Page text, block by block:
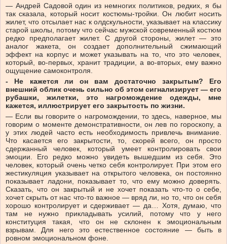
— Андрей Садовой один из немногих политиков, редких, я бы
так сказала, который носит костюмы-тройки. Он любит носить
жилет, что отсылает нас к олдскульности, указывает на классику
старой школы, потому что сейчас мужской современный костюм
редко предполагает жилет. С другой стороны, жилет — это
аналог жакета, он создает дополнительный сжимающий
эффект на корпус и может указывать на то, что это человек,
который, во-первых, хранит традиции, а во-вторых, ему важно
ощущение самоконтроля.
- Не кажется ли он вам достаточно закрытым? Его
внешний облик очень сильно об этом сигнализирует — его
рубашки, жилетки, это нагромождение одежды, мне
кажется, иллюстрирует его закрытость по жизни.
— Если вы говорите о нагромождении, то здесь, наверное, мы
говорим о моменте демонстративности, он лев по гороскопу, а
у этих людей часто есть необходимость привлечь внимание.
Что касается его закрытости, то, скорей всего, он просто
сдержанный человек, который умеет контролировать свои
эмоции. Его редко можно увидеть вышедшим из себя. Это
человек, который очень четко себя контролирует. При этом его
жестикуляция указывает на открытого человека, он постоянно
показывает ладони, показывает то, что ему можно доверять.
Сказать, что он закрытый и не хочет показать что-то о себе,
хочет скрыть от нас что-то важное — вряд ли, но то, что он себя
хорошо контролирует и сдерживает — да… Хотя, думаю, что
там не нужно прикладывать усилий, потому что у него
конституция такая, что он не склонен к эмоциональным
взрывам. Для него это естественное состояние — быть в
ровном эмоциональном фоне.